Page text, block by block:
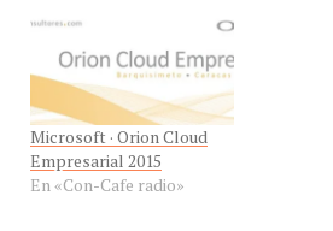
Hernandez,Gerente de
Negocios Estratégicos de
Microsoft Venezuela, para
hablarnos de Microsoft en
la Nube Guayanesa, que
junto a sus socios de
negocio…
Microsoft · Orion Cloud
Empresarial 2015
En «Con-Cafe radio»